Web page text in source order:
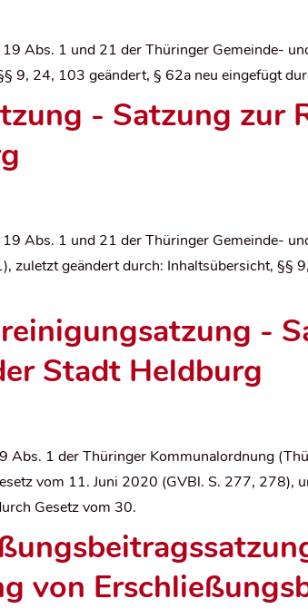
Abs. 1 und 21 der Thüringer Gemeinde-
9, 24, 103 geändert, § 62a neu eingefügt
- Satzung zur
Abs. 1 und 21 der Thüringer Gemeinde-
zuletzt geändert durch: Inhaltsübersicht, §§
-
Stadt Heldburg
Abs. 1 der Thüringer Kommunalordnung
vom 11. Juni 2020 (GVBl. S. 277, 278),
Gesetz vom 30.
von